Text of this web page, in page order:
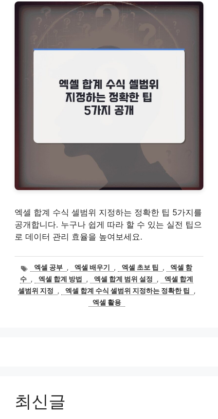
엑셀 합계 수식 셀범위 지정하는 정확한 팁 5가지를
공개합니다. 누구나 쉽게 따라 할 수 있는 실전 팁으
로 데이터 관리 효율을 높여보세요.
태엑셀 공부 , 엑셀 배우기 , 엑셀 초보 팁 ,
엑셀 함
수 , 엑셀 합계 방법 , 엑셀 합계 범위 설정 ,
엑셀 합계
셀범위 지정
, 엑셀 합계 수식 셀범위 지정하는 정확한 팁
,
엑셀 활용
최신글